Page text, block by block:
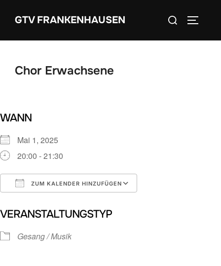
InhaltGTV FRANKENHAUSEN
Suchen
Chor Erwachsene
WANN
Mai 1, 2025
20:00 - 21:30
ZUM KALENDER HINZUFÜGEN
VERANSTALTUNGSTYP
Gesang / Musik